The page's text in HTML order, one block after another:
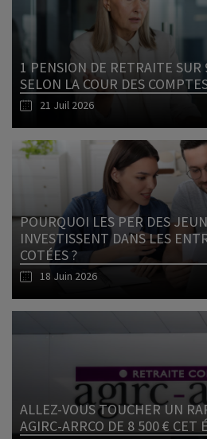
1 PENSION DE RETRAITE SUR
SELON LA COUR DES
21 Juil 2026
POURQUOI LES PER DES
INVESTISSENT DANS LES
COTÉES ?
18 Juin 2026
ALLEZ-VOUS TOUCHER UN
AGIRC-ARRCO DE 8 500 € CET